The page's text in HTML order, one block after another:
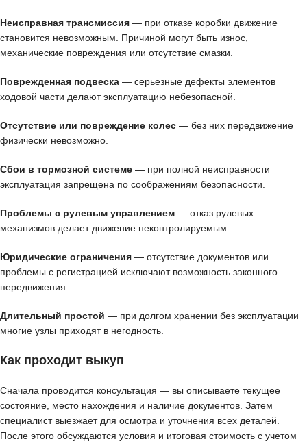
Неисправная трансмиссия — при отказе коробки движение
становится невозможным. Причиной могут быть износ,
механические повреждения или отсутствие смазки.
Поврежденная подвеска — серьезные дефекты элементов
ходовой части делают эксплуатацию небезопасной.
Отсутствие или повреждение колес — без них передвижение
физически невозможно.
Сбои в тормозной системе — при полной неисправности
эксплуатация запрещена по соображениям безопасности.
Проблемы с рулевым управлением — отказ рулевых
механизмов делает движение неконтролируемым.
Юридические ограничения — отсутствие документов или
проблемы с регистрацией исключают возможность законного
передвижения.
Длительный простой — при долгом хранении без эксплуатации
многие узлы приходят в негодность.
Как проходит выкуп
Сначала проводится консультация — вы описываете текущее
состояние, место нахождения и наличие документов. Затем
специалист выезжает для осмотра и уточнения всех деталей.
После этого обсуждаются условия и итоговая стоимость с учетом